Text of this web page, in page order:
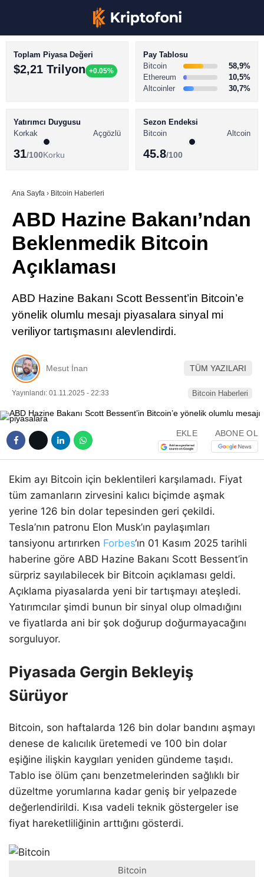
Youtube
TikTok
LinkedIn
BİTCOİN HABERLERİ
ALTCOİN HABERLERİ
SÖZLÜK
Toplam Piyasa Değeri
$2,21 Trilyon +0.05%
Pay Tablosu
Bitcoin
58,9%
Ethereum
10,5%
Altcoinler
30,7%
Yatırımcı Duygusu
Korkak
Açgözlü
31/100Korku
Sezon Endeksi
Bitcoin
Altcoin
45.8/100
Ana Sayfa › Bitcoin Haberleri
ABD Hazine Bakanı’ndan
Beklenmedik Bitcoin
Açıklaması
ABD Hazine Bakanı Scott Bessent’in Bitcoin’e
yönelik olumlu mesajı piyasalara sinyal mi
veriliyor tartışmasını alevlendirdi.
Mesut İnan TÜM YAZILARI
Yayınlandı: 01.11.2025 - 22:33 Bitcoin Haberleri
EKLE ABONE OL
Ekim ayı Bitcoin için beklentileri karşılamadı. Fiyat
tüm zamanların zirvesini kalıcı biçimde aşmak
yerine 126 bin dolar tepesinden geri çekildi.
Tesla’nın patronu Elon Musk’ın paylaşımları
tansiyonu artırırken Forbes‘ın 01 Kasım 2025 tarihli
haberine göre ABD Hazine Bakanı Scott Bessent’in
sürpriz sayılabilecek bir Bitcoin açıklaması geldi.
Açıklama piyasalarda yeni bir tartışmayı ateşledi.
Yatırımcılar şimdi bunun bir sinyal olup olmadığını
ve fiyatlarda ani bir şok doğurup doğurmayacağını
sorguluyor.
Piyasada Gergin Bekleyiş
Sürüyor
Bitcoin, son haftalarda 126 bin dolar bandını aşmayı
denese de kalıcılık üretemedi ve 100 bin dolar
eşiğine ilişkin kaygıları yeniden gündeme taşıdı.
Tablo ise ölüm çanı benzetmelerinden sağlıklı bir
düzeltme yorumlarına kadar geniş bir yelpazede
değerlendirildi. Kısa vadeli teknik göstergeler ise
fiyat hareketliliğinin arttığını gösterdi.
Bitcoin